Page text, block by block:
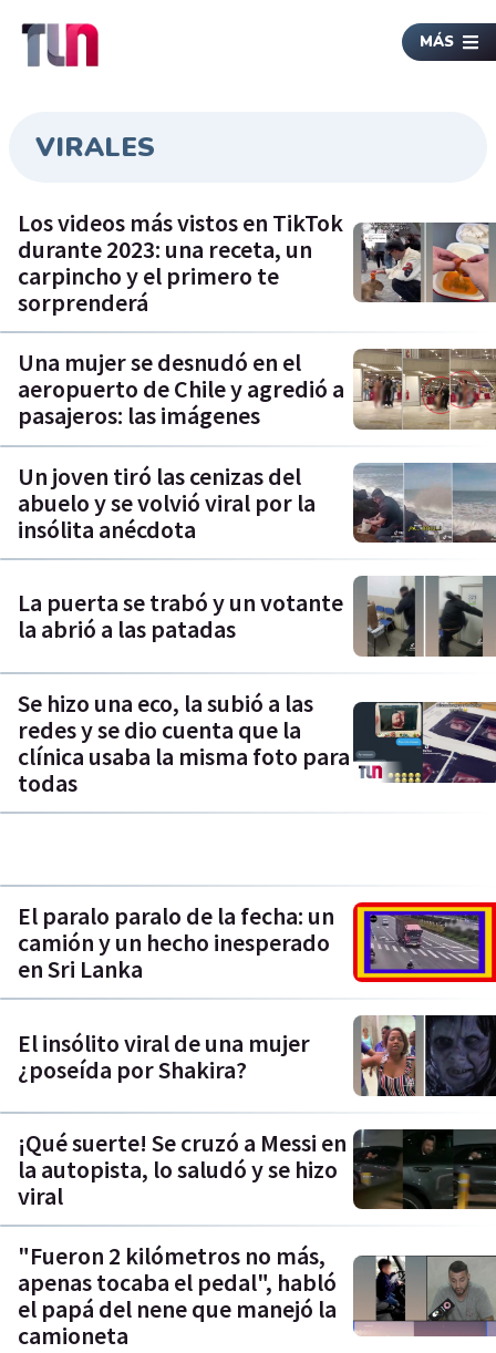
MÁS
VIRALES
Los videos más vistos en TikTok
durante 2023: una receta, un
carpincho y el primero te
sorprenderá
Una mujer se desnudó en el
aeropuerto de Chile y agredió a
pasajeros: las imágenes
Un joven tiró las cenizas del
abuelo y se volvió viral por la
insólita anécdota
La puerta se trabó y un votante
la abrió a las patadas
Se hizo una eco, la subió a las
redes y se dio cuenta que la
clínica usaba la misma foto para
todas
El paralo paralo de la fecha: un
camión y un hecho inesperado
en Sri Lanka
El insólito viral de una mujer
¿poseída por Shakira?
¡Qué suerte! Se cruzó a Messi en
la autopista, lo saludó y se hizo
viral
"Fueron 2 kilómetros no más,
apenas tocaba el pedal", habló
el papá del nene que manejó la
camioneta